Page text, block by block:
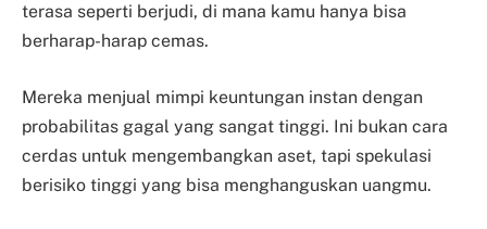
terasa seperti berjudi, di mana kamu hanya bisa
berharap-harap cemas.
Mereka menjual mimpi keuntungan instan dengan
probabilitas gagal yang sangat tinggi. Ini bukan cara
cerdas untuk mengembangkan aset, tapi spekulasi
berisiko tinggi yang bisa menghanguskan uangmu.